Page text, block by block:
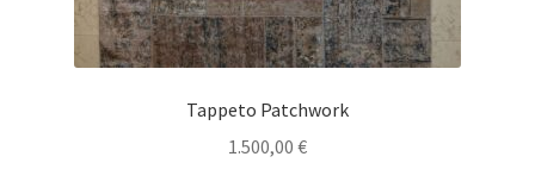
Tappeto Patchwork
1.500,00 €